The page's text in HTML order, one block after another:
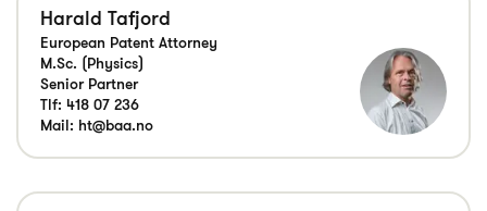
Harald Tafjord
European Patent Attorney
M.Sc. (Physics)
Senior Partner
Tlf: 418 07 236
Mail: ht@baa.no